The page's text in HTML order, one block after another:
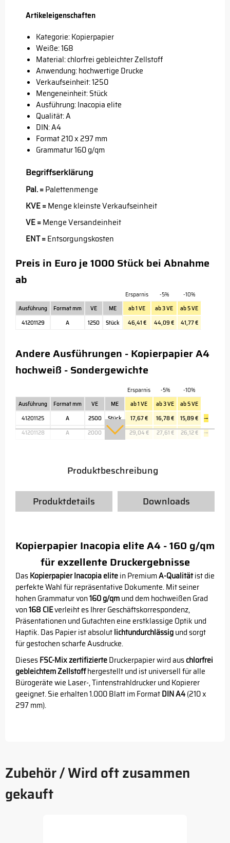
Artikeleigenschaften
Kategorie: Kopierpapier
Weiße: 168
Material: chlorfrei gebleichter Zellstoff
Anwendung: hochwertige Drucke
Verkaufseinheit: 1250
Mengeneinheit: Stück
Ausführung: Inacopia elite
Qualität: A
DIN: A4
Format 210 x 297 mm
Grammatur 160 g/qm
Begriffserklärung
Pal. =Palettenmenge
KVE =Menge kleinste Verkaufseinheit
VE =Menge Versandeinheit
ENT =Entsorgungskosten
Preis in Euro je 1000 Stück bei Abnahme
ab
Ersparnis -5%
-10%
Ausführung
Format mm VE ME ab 1 VE ab 3 VE
ab 5 VE
41201129
A 1250 Stück 46,41 € 44,09 € 41,77 €
Andere Ausführungen - Kopierpapier A4
hochweiß - Sondergewichte
Ersparnis -5%
-10%
Ausführung
Format mm VE ME ab 1 VE ab 3 VE
ab 5 VE
41201125
A 2500 Stück 17,67 € 16,78 € 15,89 €
→
41201128
A 2000 Stück 29,04 € 27,61 € 26,12 € →
Produktbeschreibung
Produktdetails Downloads
Kopierpapier Inacopia elite A4 - 160 g/qm
für exzellente Druckergebnisse
DasKopierpapier Inacopia elitein PremiumA-Qualitätist die
perfekte Wahl für repräsentative Dokumente. Mit seiner
hohen Grammatur von160 g/qmund dem hochweißen Grad
von168 CIEverleiht es Ihrer Geschäftskorrespondenz,
Präsentationen und Gutachten eine erstklassige Optik und
Haptik. Das Papier ist absolutlichtundurchlässigund sorgt
für gestochen scharfe Ausdrucke.
DiesesFSC-Mix zertifizierteDruckerpapier wird auschlorfrei
gebleichtem Zellstoffhergestellt und ist universell für alle
Bürogeräte wie Laser-, Tintenstrahldrucker und Kopierer
geeignet. Sie erhalten 1.000 Blatt im FormatDIN A4(210 x
297 mm).
Zubehör / Wird oft zusammen
gekauft